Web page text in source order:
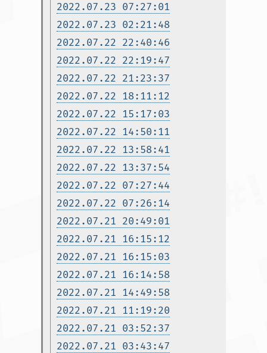
2022.07.23 07:27:01
2022.07.23 02:21:48
2022.07.22 22:40:46
2022.07.22 22:19:47
2022.07.22 21:23:37
2022.07.22 18:11:12
2022.07.22 15:17:03
2022.07.22 14:50:11
2022.07.22 13:58:41
2022.07.22 13:37:54
2022.07.22 07:27:44
2022.07.22 07:26:14
2022.07.21 20:49:01
2022.07.21 16:15:12
2022.07.21 16:15:03
2022.07.21 16:14:58
2022.07.21 14:49:58
2022.07.21 11:19:20
2022.07.21 03:52:37
2022.07.21 03:43:47